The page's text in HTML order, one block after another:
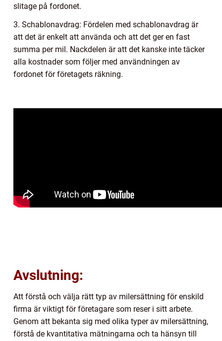
slitage på fordonet.
3. Schablonavdrag: Fördelen med schablonavdrag är
att det är enkelt att använda och att det ger en fast
summa per mil. Nackdelen är att det kanske inte täcker
alla kostnader som följer med användningen av
fordonet för företagets räkning.
Avslutning:
Att förstå och välja rätt typ av milersättning för enskild
firma är viktigt för företagare som reser i sitt arbete.
Genom att bekanta sig med olika typer av milersättning,
förstå de kvantitativa mätningarna och ta hänsyn till